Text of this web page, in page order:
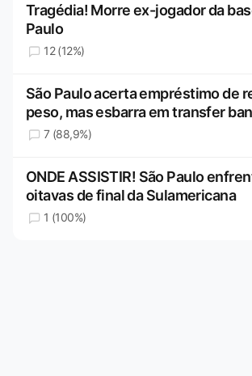
Tragédia! Morre ex-jogador da
Paulo
12 (12%)
São Paulo acerta empréstimo de
peso, mas esbarra em transfer ban
7 (88,9%)
ONDE ASSISTIR! São Paulo
oitavas de final da Sulamericana
1 (100%)